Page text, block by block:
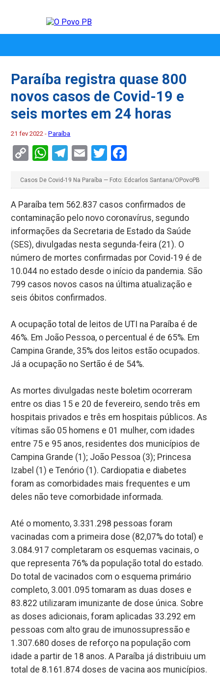
Paraíba registra quase 800
novos casos de Covid-19 e
seis mortes em 24 horas
21 fev 2022 -Paraíba
CopyWhatsApp
Telegram
EmailTwitter
Casos De Covid-19 Na Paraíba — Foto: Edcarlos Santana/OPovoPB
A Paraíba tem 562.837 casos confirmados de
contaminação pelo novo coronavírus, segundo
informações da Secretaria de Estado da Saúde
(SES), divulgadas nesta segunda-feira (21). O
número de mortes confirmadas por Covid-19 é de
10.044 no estado desde o início da pandemia. São
799 casos novos casos na última atualização e
seis óbitos confirmados.
A ocupação total de leitos de UTI na Paraíba é de
46%. Em João Pessoa, o percentual é de 65%. Em
Campina Grande, 35% dos leitos estão ocupados.
Já a ocupação no Sertão é de 54%.
As mortes divulgadas neste boletim ocorreram
entre os dias 15 e 20 de fevereiro, sendo três em
hospitais privados e três em hospitais públicos. As
vítimas são 05 homens e 01 mulher, com idades
entre 75 e 95 anos, residentes dos municípios de
Campina Grande (1); João Pessoa (3); Princesa
Izabel (1) e Tenório (1). Cardiopatia e diabetes
foram as comorbidades mais frequentes e um
deles não teve comorbidade informada.
Até o momento, 3.331.298 pessoas foram
vacinadas com a primeira dose (82,07% do total) e
3.084.917 completaram os esquemas vacinais, o
que representa 76% da população total do estado.
Do total de vacinados com o esquema primário
completo, 3.001.095 tomaram as duas doses e
83.822 utilizaram imunizante de dose única. Sobre
as doses adicionais, foram aplicadas 33.292 em
pessoas com alto grau de imunossupressão e
1.307.680 doses de reforço na população com
idade a partir de 18 anos. A Paraíba já distribuiu um
total de 8.161.874 doses de vacina aos municípios.